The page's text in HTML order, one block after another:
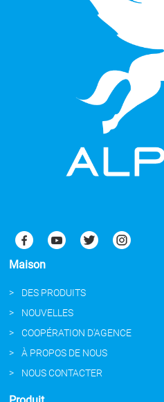
Maison
DES PRODUITS
NOUVELLES
COOPÉRATION D'AGENCE
À PROPOS DE NOUS
NOUS CONTACTER